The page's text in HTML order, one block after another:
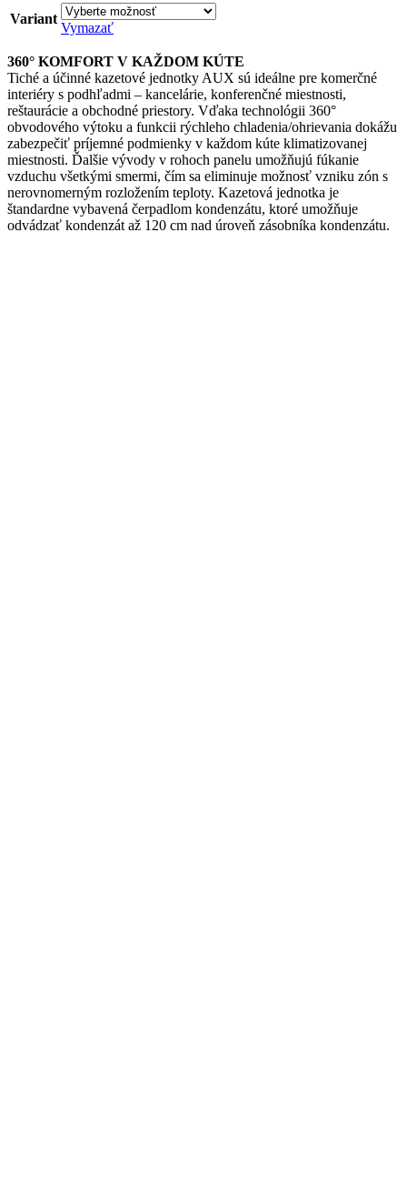
645,75 €
through
Variant
Vymazať
360° KOMFORT V KAŽDOM KÚTE
Tiché a účinné kazetové jednotky AUX sú ideálne pre komerčné
interiéry s podhľadmi – kancelárie, konferenčné miestnosti,
reštaurácie a obchodné priestory. Vďaka technológii 360°
obvodového výtoku a funkcii rýchleho chladenia/ohrievania dokážu
zabezpečiť príjemné podmienky v každom kúte klimatizovanej
miestnosti. Ďalšie vývody v rohoch panelu umožňujú fúkanie
vzduchu všetkými smermi, čím sa eliminuje možnosť vzniku zón s
nerovnomerným rozložením teploty. Kazetová jednotka je
štandardne vybavená čerpadlom kondenzátu, ktoré umožňuje
odvádzať kondenzát až 120 cm nad úroveň zásobníka kondenzátu.